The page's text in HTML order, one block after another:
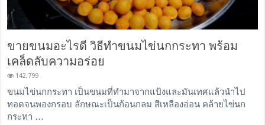
ขายขนมอะไรดี วิธีทำขนมไข่นกกระทา พร้อม
เคล็ดลับความอร่อย
142,799
ขนมไข่นกกระทา เป็นขนมที่ทำมาจากแป้งและมันเทศแล้วนำไป
ทอดจนพองกรอบ ลักษณะเป็นก้อนกลม สีเหลืองอ่อน คล้ายไข่นก
กระทา …